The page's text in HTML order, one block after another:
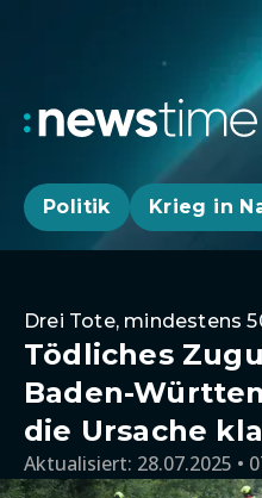
Politik Krieg in
Drei Tote, mindestens
Tödliches
Baden-
die Ursache
Aktualisiert: 28.07.2025 •